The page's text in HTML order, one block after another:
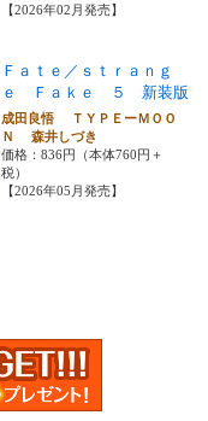
【2026年02月発売】
Ｆａｔｅ／ｓｔｒａｎｇ
ｅ Ｆａｋｅ ５ 新装版
成田良悟 ＴＹＰＥーＭＯＯ
Ｎ 森井しづき
価格：836円（本体760円＋
税）
【2026年05月発売】